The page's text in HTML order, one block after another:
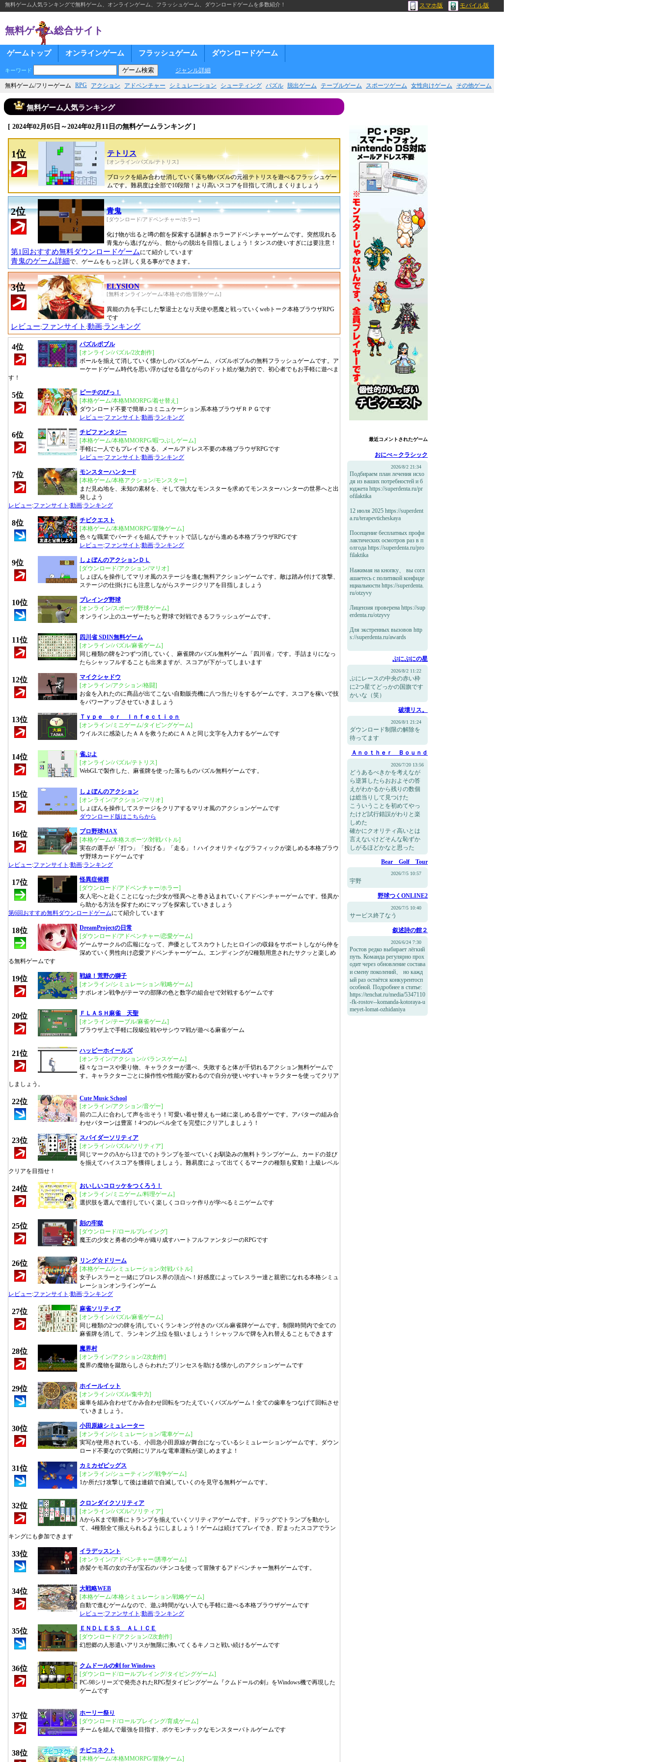
無料ゲーム人気ランキングで無料ゲーム、オンラインゲーム、フラッシュゲーム、ダウンロードゲームを多数紹介！ スマホ版 モバイル版
無料ゲーム総合サイト
ゲームトップ オンラインゲーム フラッシュゲーム ダウンロードゲーム
キーワード ジャンル詳細
無料ゲーム/フリーゲーム RPG アクション アドベンチャー シミュレーション シューティング パズル 脱出ゲーム テーブルゲーム スポーツゲーム 女性向けゲーム その他ゲーム
無料ゲーム人気ランキング
[ 2024年02月05日～2024年02月11日の無料ゲームランキング ]
1位 テトリス
[オンライン/パズル/テトリス]
ブロックを組み合わせ消していく落ち物パズルの元祖テトリスを遊べるフラッシュゲー
ムです。難易度は全部で10段階！より高いスコアを目指して消しまくりましょう
2位 青鬼
[ダウンロード/アドベンチャー/ホラー]
化け物が出ると噂の館を探索する謎解きホラーアドベンチャーゲームです。突然現れる
青鬼から逃げながら、館からの脱出を目指しましょう！タンスの使いすぎには要注意！
第1回おすすめ無料ダウンロードゲーム にて紹介しています
青鬼のゲーム詳細で、ゲームをもっと詳しく見る事ができます。
3位 ELYSION
[無料オンラインゲーム/本格その他/冒険ゲーム]
異能の力を手にした撃退士となり天使や悪魔と戦っていくwebトーク本格ブラウザRPG
です
レビュー:ファンサイト :動画:ランキング
4位
パズルボブル
[オンライン/パズル/2次創作]
ボールを揃えて消していく懐かしのパズルゲーム、パズルボブルの無料フラッシュゲームです。ア
ーケードゲーム時代を思い浮かばせる昔ながらのドット絵が魅力的で、初心者でもお手軽に遊べま
す！
5位
ピーチのぴっ！
[本格ゲーム/本格MMORPG/着せ替え]
ダウンロード不要で簡単♪コミニュケーション系本格ブラウザＲＰＧです
レビュー:ファンサイト :動画:ランキング
6位
チビファンタジー
[本格ゲーム/本格MMORPG/暇つぶしゲーム]
手軽に一人でもプレイできる、メールアドレス不要の本格ブラウザRPGです
レビュー:ファンサイト :動画:ランキング
7位
モンスターハンターF
[本格ゲーム/本格アクション/モンスター]
まだ見ぬ地を、未知の素材を、そして強大なモンスターを求めてモンスターハンターの世界へと出
発しよう
レビュー:ファンサイト :動画:ランキング
8位
チビクエスト
[本格ゲーム/本格MMORPG/冒険ゲーム]
色々な職業でパーティを組んでチャットで話しながら進める本格ブラウザRPGです
レビュー:ファンサイト :動画:ランキング
9位
しょぼんのアクションＤＬ
[ダウンロード/アクション/マリオ]
しょぼんを操作してマリオ風のステージを進む無料アクションゲームです。敵は踏み付けて攻撃、
ステージの仕掛けにも注意しながらステージクリアを目指しましょう
10位
プレイング野球
[オンライン/スポーツ/野球ゲーム]
オンライン上のユーザーたちと野球で対戦できるフラッシュゲームです。
11位
四川省 SDIN無料ゲーム
[オンライン/パズル/麻雀ゲーム]
同じ種類の牌を2つずつ消していく、麻雀牌のパズル無料ゲーム「四川省」です。手詰まりになっ
たらシャッフルすることも出来ますが、スコアが下がってしまいます
12位
マイクシャドウ
[オンライン/アクション/格闘]
お金を入れたのに商品が出てこない自動販売機に八つ当たりをするゲームです。スコアを稼いで技
をパワーアップさせていきましょう
13位
Ｔｙｐｅ ｏｒ Ｉｎｆｅｃｔｉｏｎ
[オンライン/ミニゲーム/タイピングゲーム]
ウイルスに感染したＡＡを救うためにＡＡと同じ文字を入力するゲームです
14位
雀ぷよ
[オンライン/パズル/テトリス]
WebGLで製作した、麻雀牌を使った落ちものパズル無料ゲームです。
15位
しょぼんのアクション
[オンライン/アクション/マリオ]
しょぼんを操作してステージをクリアするマリオ風のアクションゲームです
ダウンロード版はこちらから
16位
プロ野球MAX
[本格ゲーム/本格スポーツ/対戦バトル]
実在の選手が「打つ」「投げる」「走る」！ハイクオリティなグラフィックが楽しめる本格ブラウ
ザ野球カードゲームです
レビュー:ファンサイト :動画:ランキング
17位
怪異症候群
[ダウンロード/アドベンチャー/ホラー]
友人宅へと赴くことになった少女が怪異へと巻き込まれていくアドベンチャーゲームです。怪異か
ら助かる方法を探すためにマップを探索していきましょう
第6回おすすめ無料ダウンロードゲームにて紹介しています
18位
DreamProjectの日常
[ダウンロード/アドベンチャー/恋愛ゲーム]
ゲームサークルの広報になって、声優としてスカウトしたヒロインの収録をサポートしながら仲を
深めていく男性向け恋愛アドベンチャーゲーム。エンディングが2種類用意されたサクッと楽しめ
る無料ゲームです
19位
戦線！荒野の獅子
[オンライン/シミュレーション/戦略ゲーム]
ナポレオン戦争がテーマの部隊の色と数字の組合せで対戦するゲームです
20位
ＦＬＡＳＨ麻雀 天聖
[オンライン/テーブル/麻雀ゲーム]
ブラウザ上で手軽に段級位戦やサシウマ戦が遊べる麻雀ゲーム
21位
ハッピーホイールズ
[オンライン/アクション/バランスゲーム]
様々なコースや乗り物、キャラクターが選べ、失敗すると体が千切れるアクション無料ゲームで
す。キャラクターごとに操作性や性能が変わるので自分が使いやすいキャラクターを使ってクリア
しましょう。
22位
Cute Music School
[オンライン/アクション/音ゲー]
前の二人に合わして声を出そう！可愛い着せ替えも一緒に楽しめる音ゲーです。アバターの組み合
わせパターンは豊富！4つのレベル全てを完璧にクリアしましょう！
23位
スパイダーソリティア
[オンライン/パズル/ソリティア]
同じマークのAから13までのトランプを並べていくお馴染みの無料トランプゲーム。カードの並び
を揃えてハイスコアを獲得しましょう。難易度によって出てくるマークの種類も変動！上級レベル
クリアを目指せ！
24位
おいしいコロッケをつくろう！
[オンライン/ミニゲーム/料理ゲーム]
選択肢を選んで進行していく楽しくコロッケ作りが学べるミニゲームです
25位
刻の牢獄
[ダウンロード/ロールプレイング]
魔王の少女と勇者の少年が織り成すハートフルファンタジーのRPGです
26位
リング☆ドリーム
[本格ゲーム/シミュレーション/対戦バトル]
女子レスラーと一緒にプロレス界の頂点へ！好感度によってレスラー達と親密になれる本格シミュ
レーションオンラインゲーム
レビュー:ファンサイト :動画:ランキング
27位
麻雀ソリティア
[オンライン/パズル/麻雀ゲーム]
同じ種類の2つの牌を消していくランキング付きのパズル麻雀牌ゲームです。制限時間内で全ての
麻雀牌を消して、ランキング上位を狙いましょう！シャッフルで牌を入れ替えることもできます
28位
魔界村
[オンライン/アクション/2次創作]
魔界の魔物を蹴散らしさらわれたプリンセスを助ける懐かしのアクションゲームです
29位
ホイールイット
[オンライン/パズル/集中力]
歯車を組み合わせてかみ合わせ回転をつたえていくパズルゲーム！全ての歯車をつなげて回転させ
ていきましょう。
30位
小田原線シミュレーター
[オンライン/シミュレーション/電車ゲーム]
実写が使用されている、小田急小田原線が舞台になっているシミュレーションゲームです。ダウン
ロード不要なので気軽にリアルな電車運転が楽しめますよ！
31位
カミカゼピッグス
[オンライン/シューティング/戦争ゲーム]
1か所だけ攻撃して後は連鎖で自滅していくのを見守る無料ゲームです。
32位
クロンダイクソリティア
[オンライン/パズル/ソリティア]
AからKまで順番にトランプを揃えていくソリティアゲームです。ドラッグでトランプを動かし
て、4種類全て揃えられるようにしましょう！ゲームは続けてプレイでき、貯まったスコアでラン
キングにも参加できます
33位
イラデッスント
[オンライン/アドベンチャー/誘導ゲーム]
赤髪ケモ耳の女の子が宝石のパチンコを使って冒険するアドベンチャー無料ゲームです。
34位
大戦略WEB
[本格ゲーム/本格シミュレーション/戦略ゲーム]
自動で進むゲームなので、遊ぶ時間がない人でも手軽に遊べる本格ブラウザゲームです
レビュー:ファンサイト :動画:ランキング
35位
ＥＮＤＬＥＳＳ ＡＬＩＣＥ
[ダウンロード/アクション/2次創作]
幻想郷の人形遣いアリスが無限に沸いてくるキノコと戦い続けるゲームです
36位
クムドールの剣 for Windows
[ダウンロード/ロールプレイング/タイピングゲーム]
PC-98シリーズで発売されたRPG型タイピングゲーム『クムドールの剣』をWindows機で再現した
ゲームです
37位
ホーリー祭り
[ダウンロード/ロールプレイング/育成ゲーム]
チームを組んで最強を目指す、ポケモンチックなモンスターバトルゲームです
38位
チビコネクト
[本格ゲーム/本格MMORPG/冒険ゲーム]
最近コメントされたゲーム
おにべ～クラシック
2026/8/2 21:34
Подбираем план лечения исхо
дя из ваших потребностей и б
юджета https://superdenta.ru/pr
ofilaktika
12 июля 2025 https://superdent
a.ru/terapevticheskaya
Посещение бесплатных профи
лактических осмотров раз в п
олгода https://superdenta.ru/pro
filaktika
Нажимая на кнопку、 вы согл
ашаетесь с политикой конфиде
нциальности https://superdenta.
ru/otzyvy
Лицензия проверена https://sup
erdenta.ru/otzyvy
Для экстренных вызовов http
s://superdenta.ru/awards
ぷにぷにの星
2026/8/2 11:22
ぷにレースの中央の赤い枠
に2つ星てどっかの国旗です
かいな（笑）
破壊リス。
2026/8/1 21:24
ダウンロード制限の解除を
待ってます
Ａｎｏｔｈｅｒ Ｂｏｕｎｄ
2026/7/20 13:56
どうあるべきかを考えなが
ら逆算したらおおよその答
えがわかるから残りの数個
は総当りして見つけた
こういうことを初めてやっ
たけど試行錯誤がわりと楽
しめた
確かにクオリティ高いとは
言えないけどそんな恥ずか
しがるほどかなと思った
Bear Golf Tour
2026/7/5 10:57
宇野
野球つくONLINE2
2026/7/5 10:40
サービス終了なう
叙述詩の館２
2026/6/24 7:30
Ростов редко выбирает лёгкий
путь. Команда регулярно прох
одит через обновление состава
и смену поколений、 но кажд
ый раз остаётся конкурентосп
особной. Подробнее в статье:
https://tenchat.ru/media/5347110
-fk-rostov--komanda-kotoraya-u
meyet-lomat-ozhidaniya